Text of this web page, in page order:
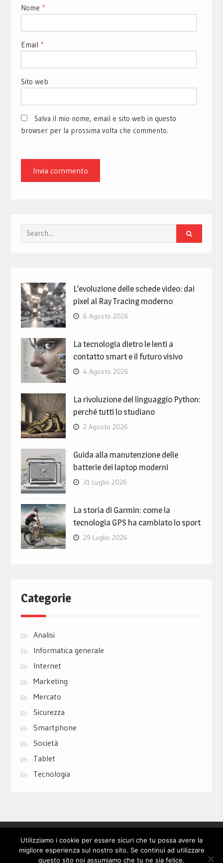
Nome *
Email *
Sito web
Salva il mio nome, email e sito web in questo
browser per la prossima volta che commento.
Search
for:
L’evoluzione delle schede video: dai
pixel al Ray Tracing moderno
6 Agosto 2026
La tecnologia dietro le lenti a
contatto smart e il futuro visivo
4 Agosto 2026
La rivoluzione del linguaggio Python:
perché tutti lo studiano
2 Agosto 2026
Guida alla manutenzione delle
batterie dei laptop moderni
31 Luglio 2026
La storia di Garmin: come la
tecnologia GPS ha cambiato lo sport
29 Luglio 2026
Categorie
Analisi
Informatica generale
Internet
Marketing
Mercato
Sicurezza
Smartphone
Società
Tablet
Tecnologia
Utilizziamo i cookie per essere sicuri che tu possa avere la
migliore esperienza sul nostro sito. Se continui ad utilizzare
questo sito noi assumiamo che tu ne sia felice.